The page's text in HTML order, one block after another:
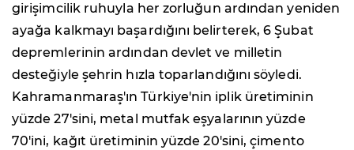
girişimcilik ruhuyla her zorluğun ardından yeniden
ayağa kalkmayı başardığını belirterek, 6 Şubat
depremlerinin ardından devlet ve milletin
desteğiyle şehrin hızla toparlandığını söyledi.
Kahramanmaraş'ın Türkiye'nin iplik üretiminin
yüzde 27'sini, metal mutfak eşyalarının yüzde
70'ini, kağıt üretiminin yüzde 20'sini, çimento